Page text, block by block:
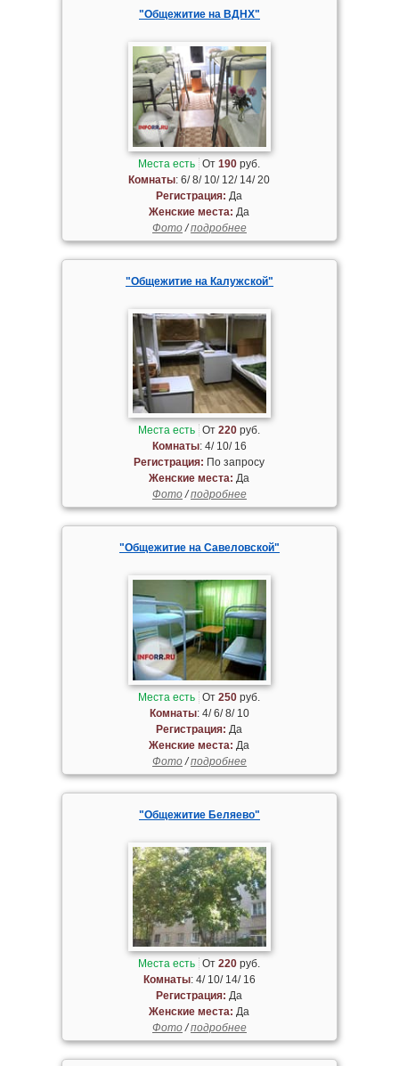
"Общежитие на ВДНХ"
Места есть От190 руб.
Комнаты: 6/ 8/ 10/ 12/ 14/ 20
Регистрация: Да
Женские места: Да
Фото/подробнее
"Общежитие на Калужской"
Места есть От220 руб.
Комнаты: 4/ 10/ 16
Регистрация: По запросу
Женские места: Да
Фото/подробнее
"Общежитие на Савеловской"
Места есть От250 руб.
Комнаты: 4/ 6/ 8/ 10
Регистрация: Да
Женские места: Да
Фото/подробнее
"Общежитие Беляево"
Места есть От220 руб.
Комнаты: 4/ 10/ 14/ 16
Регистрация: Да
Женские места: Да
Фото/подробнее